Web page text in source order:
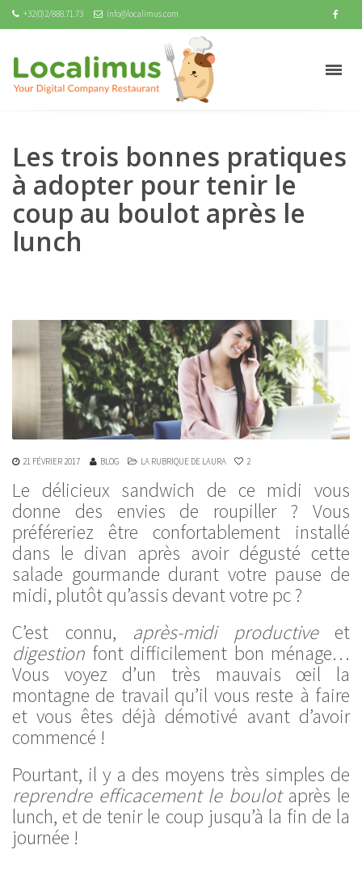
+32(0)2/888.71.73 info@localimus.com
Les trois bonnes pratiques
à adopter pour tenir le
coup au boulot après le
lunch
21 FÉVRIER 2017 BLOG LA RUBRIQUE DE LAURA 2
Le délicieux sandwich de ce midi vous
donne des envies de roupiller ? Vous
préféreriez être confortablement installé
dans le divan après avoir dégusté cette
salade gourmande durant votre pause de
midi, plutôt qu’assis devant votre pc ?
C’est connu, après-midi productiveet
digestion font difficilement bon ménage…
Vous voyez d’un très mauvais œil la
montagne de travail qu’il vous reste à faire
et vous êtes déjà démotivé avant d’avoir
commencé !
Pourtant, il y a des moyens très simples de
reprendre efficacement le boulotaprès le
lunch, et de tenir le coup jusqu’à la fin de la
journée !